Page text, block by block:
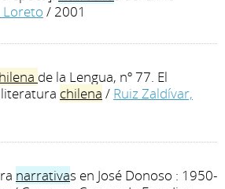
Loreto / 2001
de la Lengua, nº 77. El
chilena / Ruiz Zaldívar,
narrativas en José Donoso : 1950-